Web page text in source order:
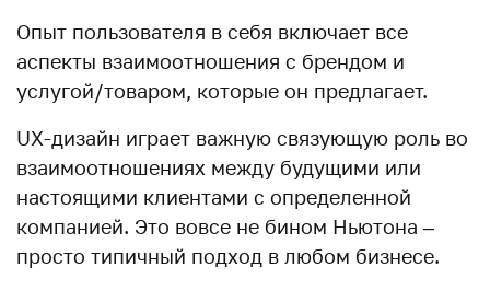
Опыт пользователя в себя включает все
аспекты взаимоотношения с брендом и
услугой/товаром, которые он предлагает.
UX-дизайн играет важную связующую роль во
взаимоотношениях между будущими или
настоящими клиентами с определенной
компанией. Это вовсе не бином Ньютона –
просто типичный подход в любом бизнесе.